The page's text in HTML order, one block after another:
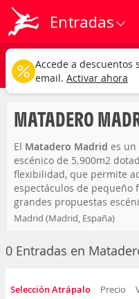
Entradas
matadero madrid
Cualquier tipo Cualquier
MATADERO
El Matadero Madrid es un
escénico de 5.900m2
flexibilidad, que permite
espectáculos de pequeño
grandes propuestas
Madrid (Madrid, España)
0 Entradas en
Selección Atrápalo Precio
Accede a descuentos
email. Activar ahora